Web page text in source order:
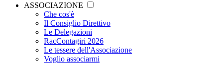
ASSOCIAZIONE
Che cos'è
Il Consiglio Direttivo
Le Delegazioni
RacContagiri 2026
Le tessere dell'Associazione
Voglio associarmi